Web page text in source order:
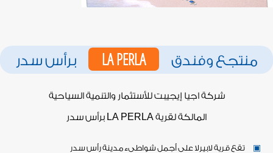
منتجع وفندق LA PERLA برأس سدر
شركة اجيا إيجيبت للأستثمار والتنمية السياحية
المالكة لقرية LA PERLA برأس سدر
▣ تقع قرية لابيرلا على أجمل شواطىء مدينة رأس سدر